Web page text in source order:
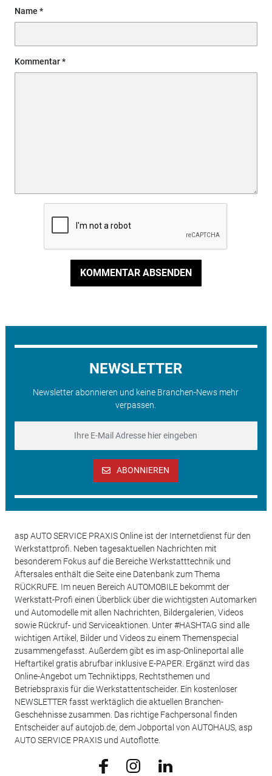
Name
Kommentar
KOMMENTAR ABSENDEN
NEWSLETTER
Newsletter abonnieren und keine Branchen-News mehr
verpassen.
ABONNIEREN
asp AUTO SERVICE PRAXIS Online ist der Internetdienst für den
Werkstattprofi. Neben tagesaktuellen Nachrichten mit
besonderem Fokus auf die Bereiche Werkstatttechnik und
Aftersales enthält die Seite eine Datenbank zum Thema
RÜCKRUFE. Im neuen Bereich AUTOMOBILE bekommt der
Werkstatt-Profi einen Überblick über die wichtigsten Automarken
und Automodelle mit allen Nachrichten, Bildergalerien, Videos
sowie Rückruf- und Serviceaktionen. Unter #HASHTAG sind alle
wichtigen Artikel, Bilder und Videos zu einem Themenspecial
zusammengefasst. Außerdem gibt es im asp-Onlineportal alle
Heftartikel gratis abrufbar inklusive E-PAPER. Ergänzt wird das
Online-Angebot um Techniktipps, Rechtsthemen und
Betriebspraxis für die Werkstattentscheider. Ein kostenloser
NEWSLETTER fasst werktäglich die aktuellen Branchen-
Geschehnisse zusammen. Das richtige Fachpersonal finden
Entscheider auf autojob.de, dem Jobportal von AUTOHAUS, asp
AUTO SERVICE PRAXIS und Autoflotte.